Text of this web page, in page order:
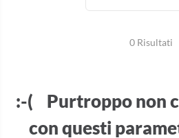
0 Risultati
:-( Purtroppo non
con questi